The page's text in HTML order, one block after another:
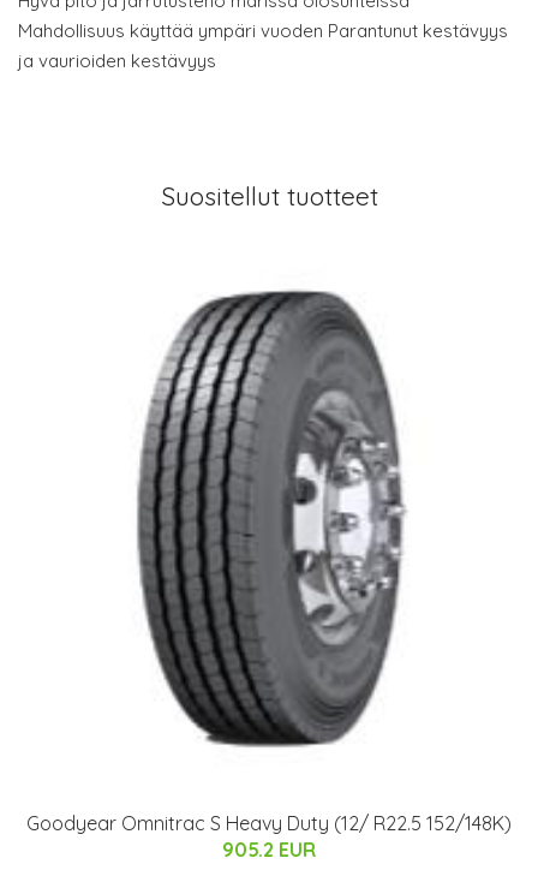
Mahdollisuus käyttää ympäri vuoden Parantunut kestävyys
ja vaurioiden kestävyys
Suositellut tuotteet
Goodyear Omnitrac S Heavy Duty (12/ R22.5 152/148K)
905.2 EUR